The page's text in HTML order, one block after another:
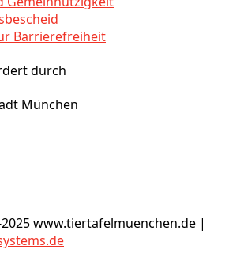
Barrierefreiheit
durch
www.tiertafelmuenchen.de |